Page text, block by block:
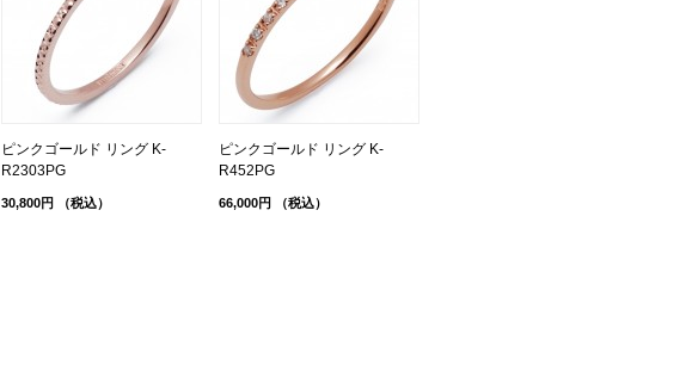
ピンクゴールド リング K-
R2303PG
30,800円 （税込）
ピンクゴールド リング K-
R452PG
66,000円 （税込）